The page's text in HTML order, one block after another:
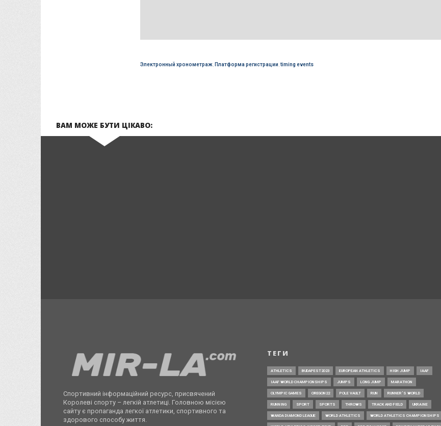
Электронный хронометраж Платформа регистрации ,timing events
ВАМ МОЖЕ БУТИ ЦІКАВО:
Спортивний інформаційний ресурс, присвячений
Королеві спорту – легкій атлетиці. Головною місією
сайту є пропаганда легкої атлетики, спортивного та
здорового способу життя.
ТЕГИ
ATHLETICS BUDAPEST2023 EUROPEAN ATHLETICS HIGH JUMP IAAF
IAAF WORLD CHAMPIONSHIPS JUMPS LONG JUMP MARATHON
OLYMPIC GAMES OREGON22 POLE VAULT RUN RUNNER’S WORLD
RUNNING SPORT SPORTS THROWS TRACK AND FIELD UKRAINE
WANDA DIAMOND LEAGUE WORLD ATHLETICS WORLD ATHLETICS CHAMPIONSHIPS